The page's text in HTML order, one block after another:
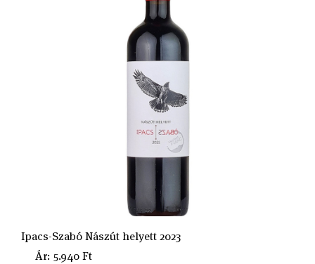
Ipacs-Szabó Nászút helyett 2023
Ár: 5.940 Ft